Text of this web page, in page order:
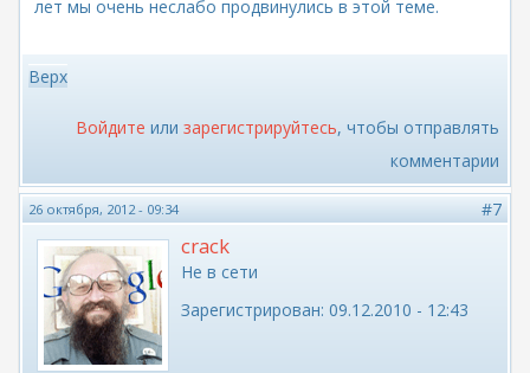
лет мы очень неслабо продвинулись в этой теме.
Верх
Войдите или зарегистрируйтесь, чтобы отправлять
комментарии
26 октября, 2012 - 09:34 #7
crack
Не в сети
Зарегистрирован: 09.12.2010 - 12:43